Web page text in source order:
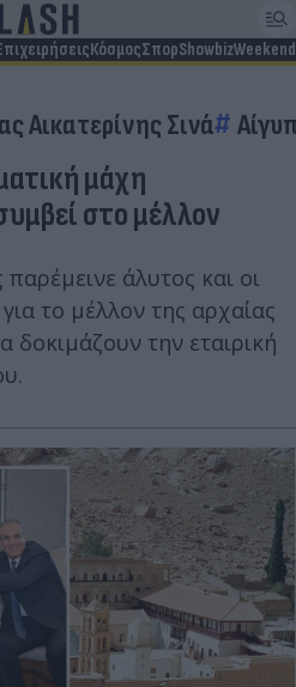
ΚόσμοςΣπορShowbizWeekend
Αικατερίνης Σινά
μάχη
στο μέλλον
άλυτος και οι
το μέλλον της αρχαίας
δοκιμάζουν την εταιρική